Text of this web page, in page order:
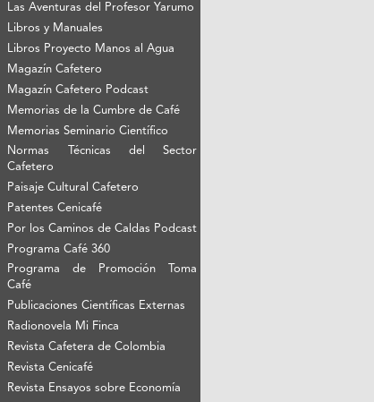
Las Aventuras del Profesor Yarumo
Libros y Manuales
Libros Proyecto Manos al Agua
Magazín Cafetero
Magazín Cafetero Podcast
Memorias de la Cumbre de Café
Memorias Seminario Científico
Normas Técnicas del Sector
Cafetero
Paisaje Cultural Cafetero
Patentes Cenicafé
Por los Caminos de Caldas Podcast
Programa Café 360
Programa de Promoción Toma
Café
Publicaciones Científicas Externas
Radionovela Mi Finca
Revista Cafetera de Colombia
Revista Cenicafé
Revista Ensayos sobre Economía